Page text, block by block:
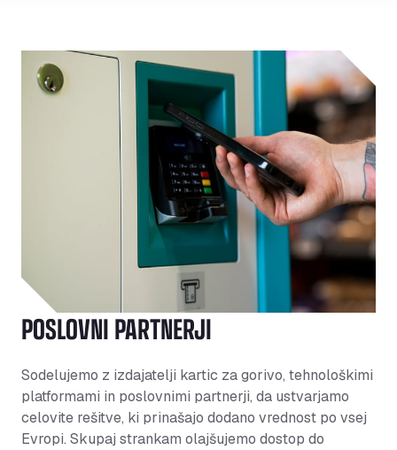
POSLOVNI PARTNERJI
Sodelujemo z izdajatelji kartic za gorivo, tehnološkimi
platformami in poslovnimi partnerji, da ustvarjamo
celovite rešitve, ki prinašajo dodano vrednost po vsej
Evropi. Skupaj strankam olajšujemo dostop do